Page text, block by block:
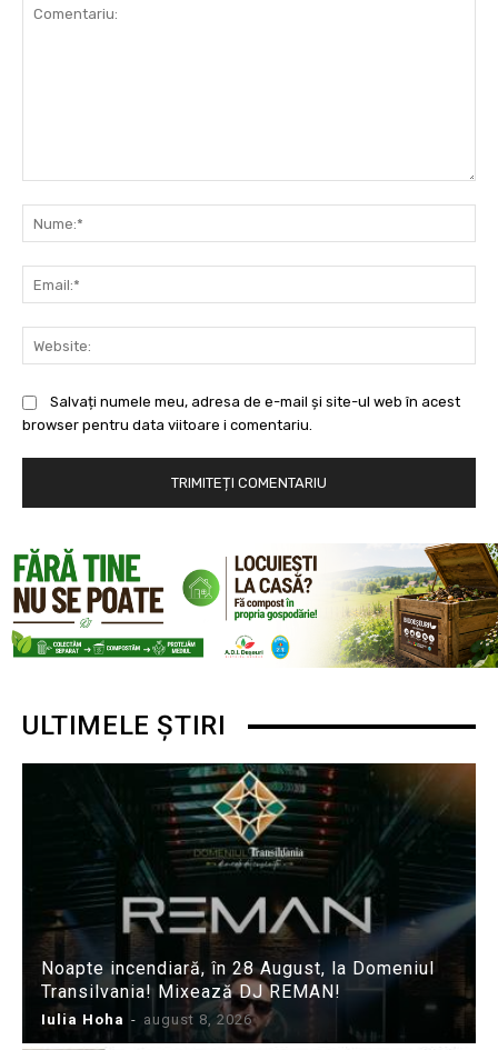
Salvați numele meu, adresa de e-mail și site-ul web în acest
browser pentru data viitoare i comentariu.
ULTIMELE ȘTIRI
Noapte incendiară, în 28 August, la Domeniul
Transilvania! Mixează DJ REMAN!
Iulia Hoha - august 8, 2026